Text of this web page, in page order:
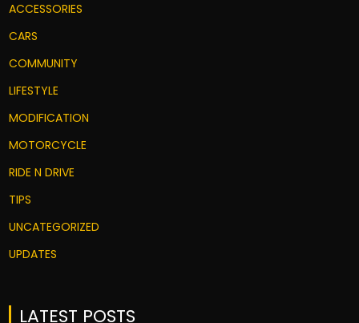
ACCESSORIES
CARS
COMMUNITY
LIFESTYLE
MODIFICATION
MOTORCYCLE
RIDE N DRIVE
TIPS
UNCATEGORIZED
UPDATES
LATEST POSTS